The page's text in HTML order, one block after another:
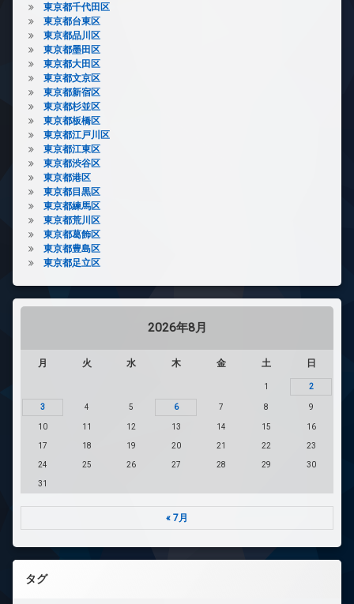
東京都千代田区
東京都台東区
東京都品川区
東京都墨田区
東京都大田区
東京都文京区
東京都新宿区
東京都杉並区
東京都板橋区
東京都江戸川区
東京都江東区
東京都渋谷区
東京都港区
東京都目黒区
東京都練馬区
東京都荒川区
東京都葛飾区
東京都豊島区
東京都足立区
2026年8月
月 火 水 木 金 土 日
1 2
3 4 5 6 7 8 9
10 11 12 13 14 15 16
17 18 19 20 21 22 23
24 25 26 27 28 29 30
31
« 7月
タグ